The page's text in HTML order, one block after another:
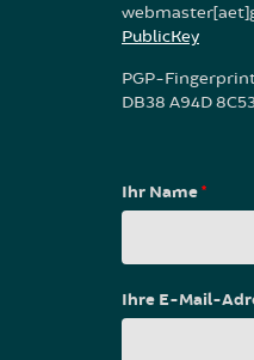
PublicKey
PGP-
DB38 A94D
Ihr Name*
Ihre E-Mail-